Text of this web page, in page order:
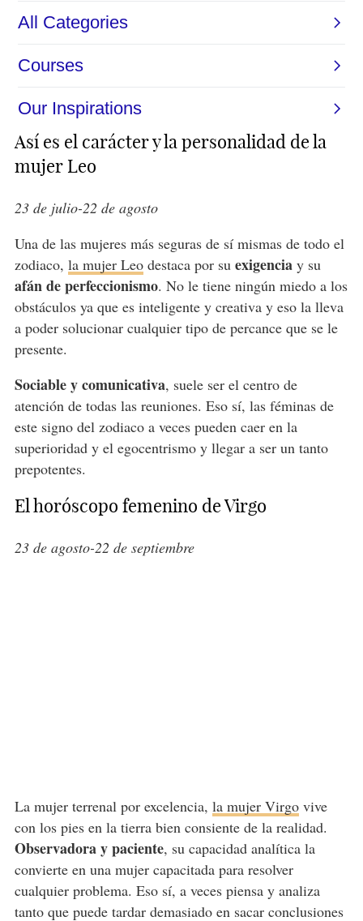
Así es el carácter y la personalidad de la
mujer Leo
23 de julio-22 de agosto
Una de las mujeres más seguras de sí mismas de todo el
zodiaco, la mujer Leodestaca por su exigenciay su
afán de perfeccionismo. No le tiene ningún miedo a los
obstáculos ya que es inteligente y creativa y eso la lleva
a poder solucionar cualquier tipo de percance que se le
presente.
Sociable y comunicativa, suele ser el centro de
atención de todas las reuniones. Eso sí, las féminas de
este signo del zodiaco a veces pueden caer en la
superioridad y el egocentrismo y llegar a ser un tanto
prepotentes.
El horóscopo femenino de Virgo
23 de agosto-22 de septiembre
La mujer terrenal por excelencia, la mujer Virgovive
con los pies en la tierra bien consiente de la realidad.
Observadora y paciente, su capacidad analítica la
convierte en una mujer capacitada para resolver
cualquier problema. Eso sí, a veces piensa y analiza
tanto que puede tardar demasiado en sacar conclusiones